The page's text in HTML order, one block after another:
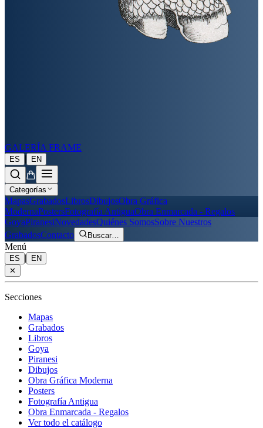
GALERÍA FRAME
ES | EN
Categorías
MapasGrabadosLibrosDibujosObra Gráfica
ModernaPostersFotografía AntiguaObra Enmarcada - Regalos
GoyaPiranesiNovedadesQuiénes SomosSobre Nuestros
GrabadosContacto Buscar…
Menú
ES |
EN
✕
Secciones
Mapas
Grabados
Libros
Goya
Piranesi
Dibujos
Obra Gráfica Moderna
Posters
Fotografía Antigua
Obra Enmarcada - Regalos
Ver todo el catálogo